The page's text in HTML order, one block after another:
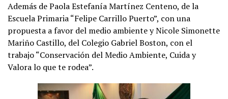
Además de Paola Estefanía Martínez Centeno, de la
Escuela Primaria “Felipe Carrillo Puerto”, con una
propuesta a favor del medio ambiente y Nicole Simonette
Mariño Castillo, del Colegio Gabriel Boston, con el
trabajo “Conservación del Medio Ambiente, Cuida y
Valora lo que te rodea”.